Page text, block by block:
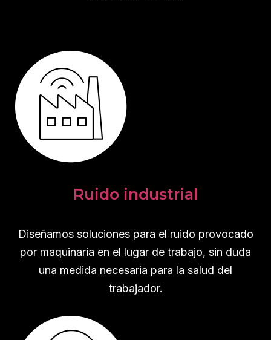
Ruido industrial
Diseñamos soluciones para el ruido provocado
por maquinaria en el lugar de trabajo, sin duda
una medida necesaria para la salud del
trabajador.